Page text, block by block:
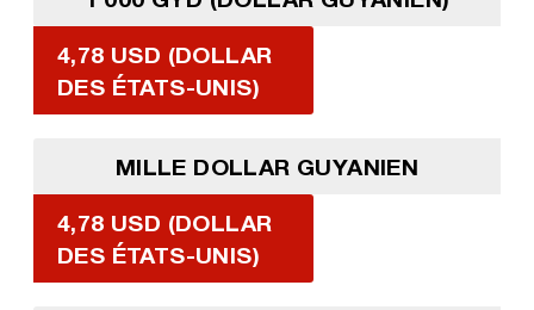
4,78 USD (DOLLAR
DES ÉTATS-UNIS)
MILLE DOLLAR GUYANIEN
4,78 USD (DOLLAR
DES ÉTATS-UNIS)